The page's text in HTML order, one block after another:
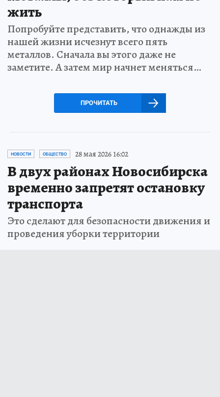
жить
Попробуйте представить, что однажды из
нашей жизни исчезнут всего пять
металлов. Сначала вы этого даже не
заметите. А затем мир начнет меняться…
ПРОЧИТАТЬ
НОВОСТИ ОБЩЕСТВО 28 мая 2026 16:02
В двух районах Новосибирска
временно запретят остановку
транспорта
Это сделают для безопасности движения и
проведения уборки территории